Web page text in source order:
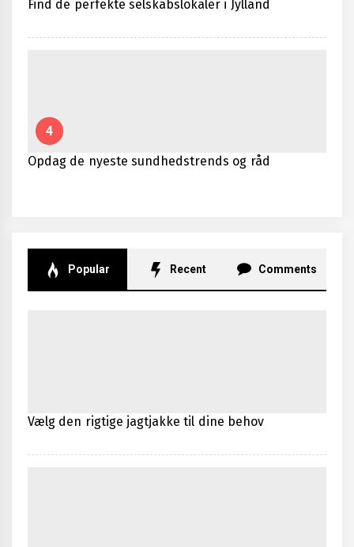
Find de perfekte selskabslokaler i Jylland
4
Opdag de nyeste sundhedstrends og råd
Popular Recent Comments
Vælg den rigtige jagtjakke til dine behov